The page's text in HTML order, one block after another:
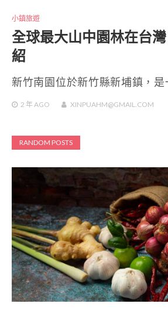
小鎮旅遊
全球最大山中園林在台
紹
新竹南園位於新竹縣新埔鎮，
2 年 AGO XINPUAHM@GMAIL.COM
RANDOM POSTS